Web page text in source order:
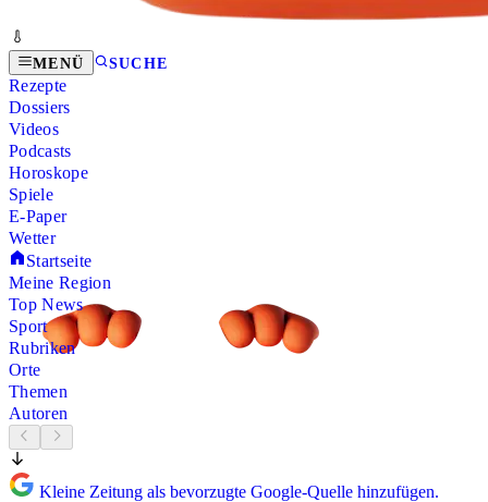
MENÜ SUCHE
Rezepte
Dossiers
Videos
Podcasts
Horoskope
Spiele
E-Paper
Wetter
Startseite
Meine Region
Top News
Sport
Rubriken
Orte
Themen
Autoren
Kleine Zeitung als bevorzugte Google-Quelle hinzufügen.